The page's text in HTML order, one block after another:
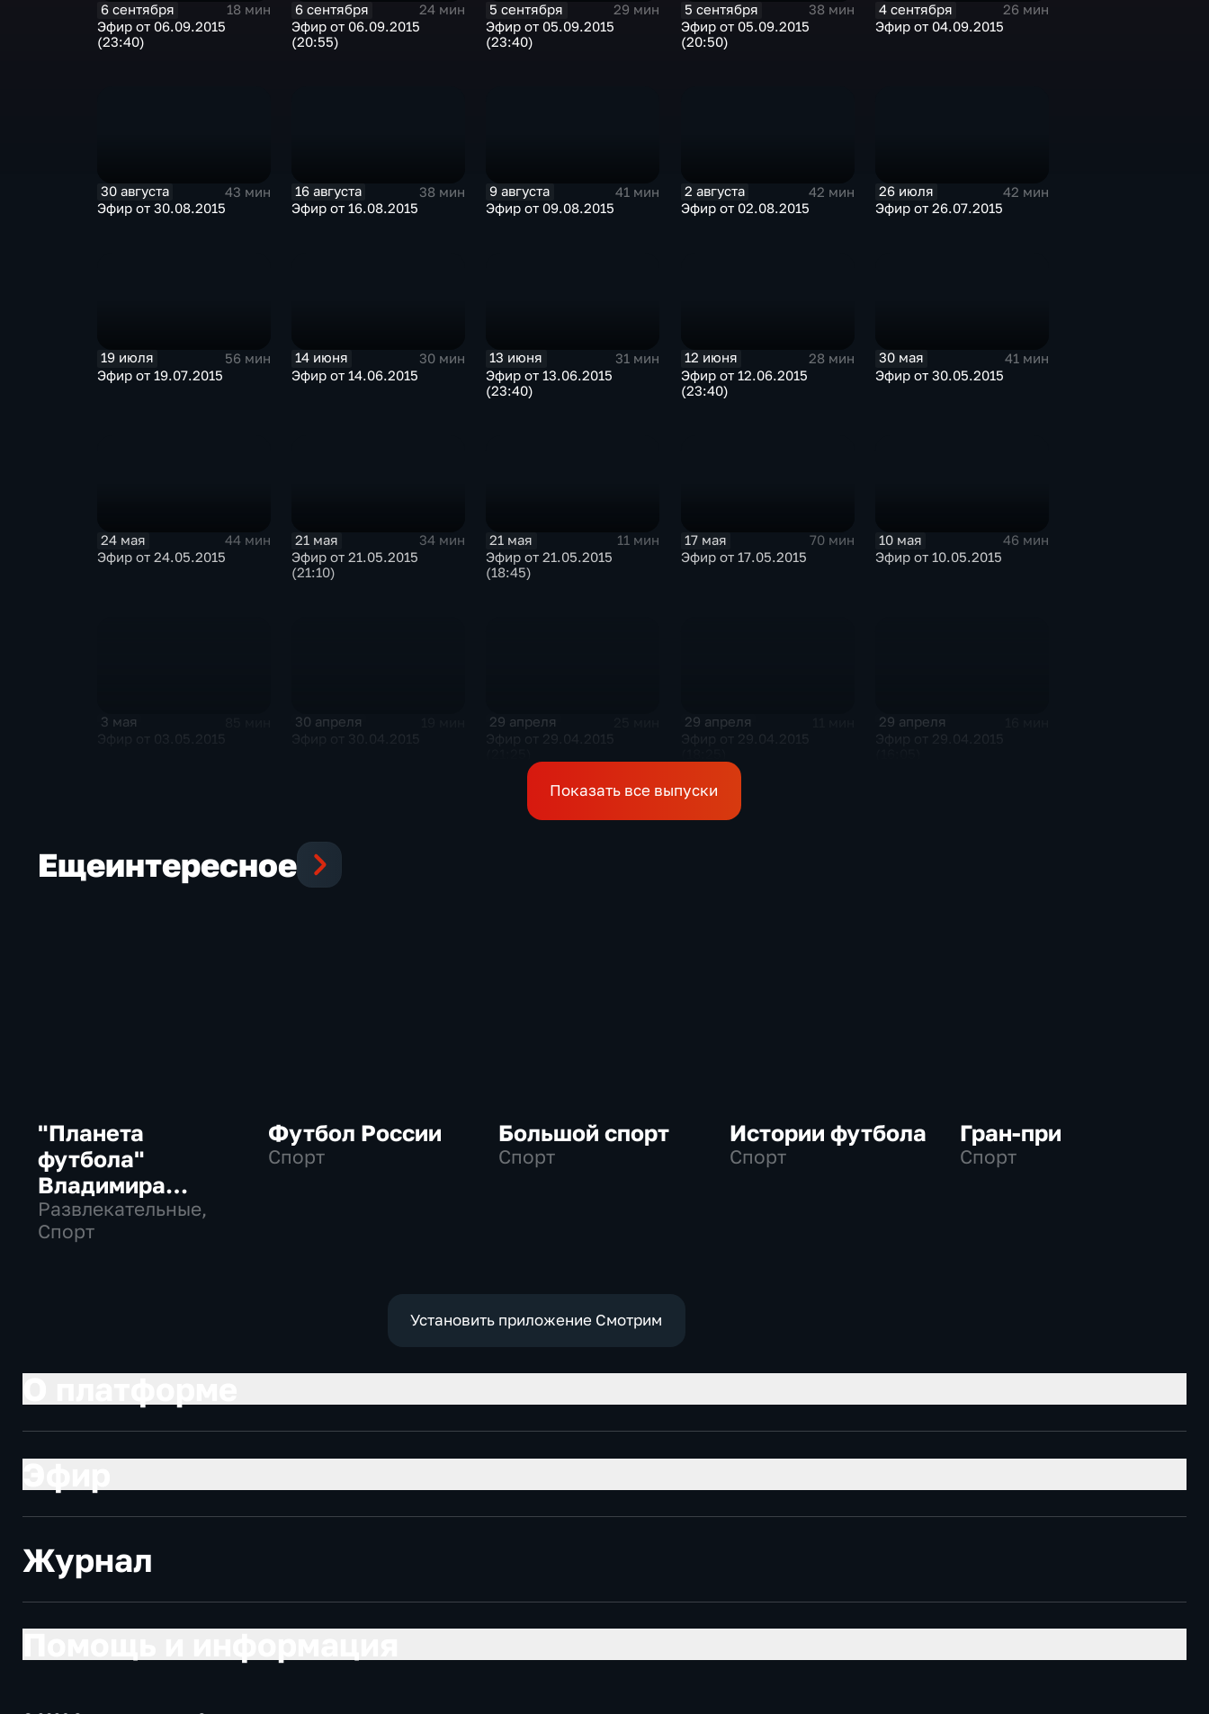
6 сентября
18 мин
Эфир от 06.09.2015
(23:40)
6 сентября
24 мин
Эфир от 06.09.2015
(20:55)
5 сентября
29 мин
Эфир от 05.09.2015
(23:40)
5 сентября
38 мин
Эфир от 05.09.2015
(20:50)
4 сентября
26 мин
Эфир от 04.09.2015
30 августа
43 мин
Эфир от 30.08.2015
16 августа
38 мин
Эфир от 16.08.2015
9 августа
41 мин
Эфир от 09.08.2015
2 августа
42 мин
Эфир от 02.08.2015
26 июля
42 мин
Эфир от 26.07.2015
19 июля
56 мин
Эфир от 19.07.2015
14 июня
30 мин
Эфир от 14.06.2015
13 июня
31 мин
Эфир от 13.06.2015
(23:40)
12 июня
28 мин
Эфир от 12.06.2015
(23:40)
30 мая
41 мин
Эфир от 30.05.2015
24 мая
44 мин
Эфир от 24.05.2015
21 мая
34 мин
Эфир от 21.05.2015
(21:10)
21 мая
11 мин
Эфир от 21.05.2015
(18:45)
17 мая
70 мин
Эфир от 17.05.2015
10 мая
46 мин
Эфир от 10.05.2015
3 мая
Эфир от 03.05.2015
30 апреля
Эфир от 30.04.2015
29 апреля
Эфир от 29.04.2015
29 апреля
Эфир от 29.04.2015
29 апреля
Эфир от 29.04.2015
Показать все выпуски
Ещеинтересное
"Планета
футбола"
Владимира
Стогниенко
Развлекательные,
Спорт
Футбол России
Спорт
Большой спорт
Спорт
Истории футбола
Спорт
Гран-при
Спорт
Установить приложение Смотрим
Журнал